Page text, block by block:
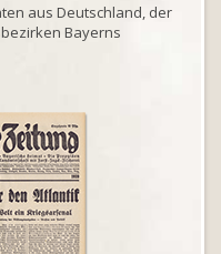
aus Deutschland, der
Bayerns